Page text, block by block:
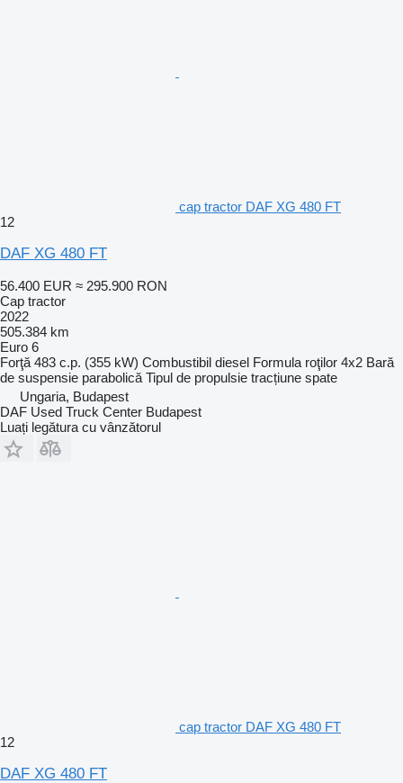
cap tractor DAF XG 480 FT
12
DAF XG 480 FT
56.400 EUR ≈ 295.900 RON
Cap tractor
2022
505.384 km
Euro 6
Forţă 483 c.p. (355 kW) Combustibil diesel Formula roţilor 4x2 Bară
de suspensie parabolică Tipul de propulsie tracțiune spate
Ungaria, Budapest
DAF Used Truck Center Budapest
Luați legătura cu vânzătorul
cap tractor DAF XG 480 FT
12
DAF XG 480 FT